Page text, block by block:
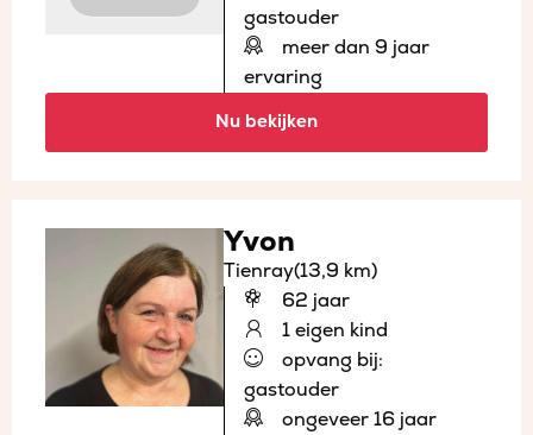
gastouder
meer dan 9 jaar
ervaring
Nu bekijken
Yvon
Tienray(13,9 km)
62 jaar
1 eigen kind
opvang bij:
gastouder
ongeveer 16 jaar